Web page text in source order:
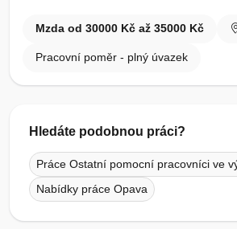
Mzda od 30000 Kč až 35000 Kč
Pracovní poměr - plný úvazek
Hledáte podobnou práci?
Práce Ostatní pomocní pracovníci ve
Nabídky práce Opava